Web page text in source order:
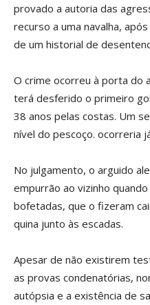
provado a autoria das
recurso a uma navalha,
de um historial de
O crime ocorreu à porta do
terá desferido o primeiro
38 anos pelas costas. Um
nível do pescoço. ocorreria
No julgamento, o arguido
empurrão ao vizinho
bofetadas, que o fizeram
quina junto às escadas.
Apesar de não existirem
as provas condenatórias,
autópsia e a existência de